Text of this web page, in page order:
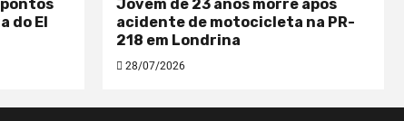
do El
Jovem de 23 anos morre após
acidente de motocicleta na PR-
218 em Londrina
28/07/2026